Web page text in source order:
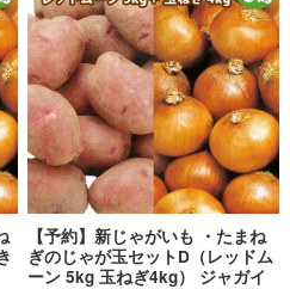
【予約】新じゃがいも ・たまね
ぎのじゃが玉セットD（レッドム
ーン 5kg 玉ねぎ4kg） ジャガイ